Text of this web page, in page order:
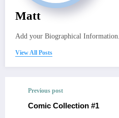
Matt
Add your Biographical Information.
View All Posts
Previous post
Comic Collection #1